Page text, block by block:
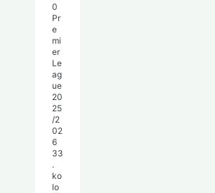
0
Pr
e
mi
er
Le
ag
ue
20
25
/2
02
6
33
.
ko
lo